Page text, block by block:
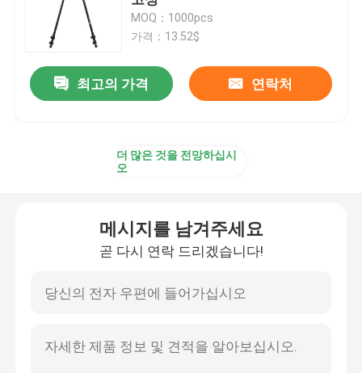
사냥 스틱
사냥용 삼각대
트리거 스틱
총격 삼각대
쏘아 올릴 수 있는 기지
MOQ：1000pcs
가격：13.52$
최고의 가격 연락처
더 많은 것을 전망하십시
오
메시지를 남겨주세요
곧 다시 연락 드리겠습니다!